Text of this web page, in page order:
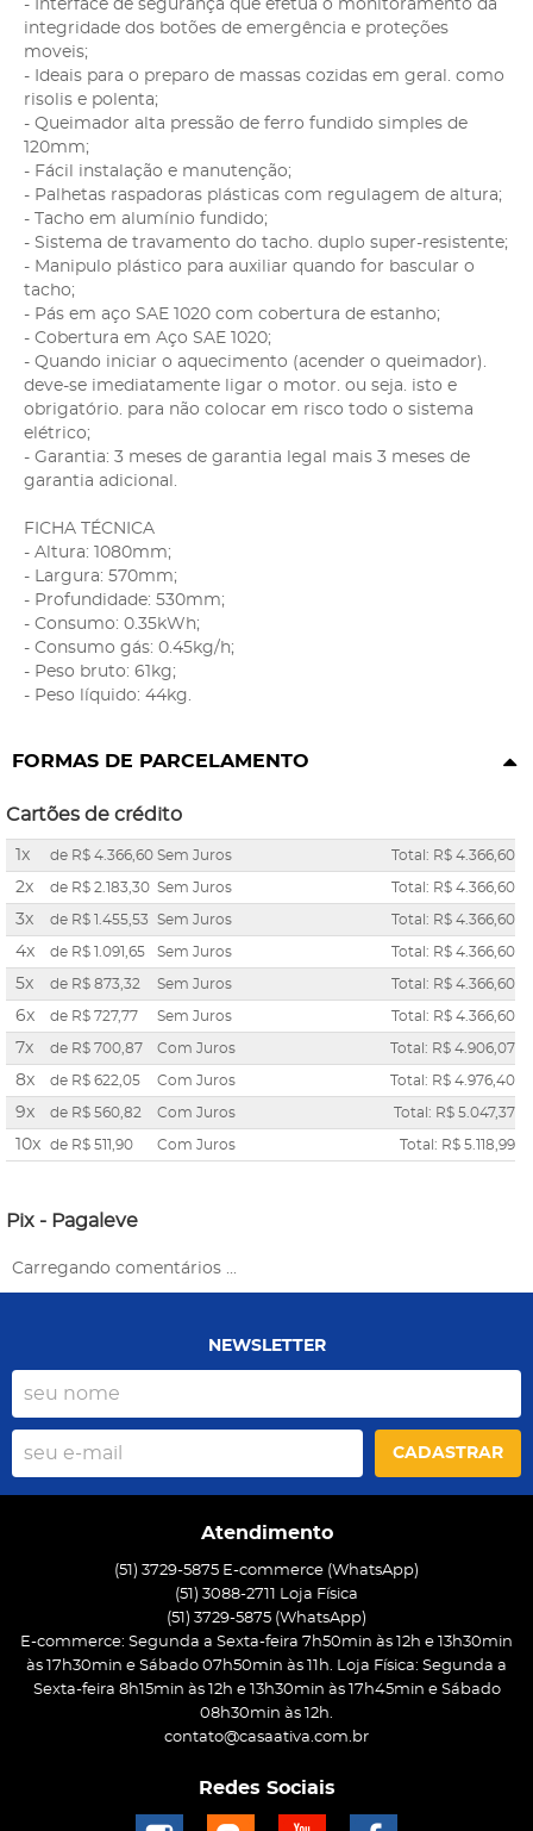
- Interface de segurança que efetua o monitoramento da
integridade dos botões de emergência e proteções
moveis;
- Ideais para o preparo de massas cozidas em geral. como
risolis e polenta;
- Queimador alta pressão de ferro fundido simples de
120mm;
- Fácil instalação e manutenção;
- Palhetas raspadoras plásticas com regulagem de altura;
- Tacho em alumínio fundido;
- Sistema de travamento do tacho. duplo super-resistente;
- Manipulo plástico para auxiliar quando for bascular o
tacho;
- Pás em aço SAE 1020 com cobertura de estanho;
- Cobertura em Aço SAE 1020;
- Quando iniciar o aquecimento (acender o queimador).
deve-se imediatamente ligar o motor. ou seja. isto e
obrigatório. para não colocar em risco todo o sistema
elétrico;
- Garantia: 3 meses de garantia legal mais 3 meses de
garantia adicional.
FICHA TÉCNICA
- Altura: 1080mm;
- Largura: 570mm;
- Profundidade: 530mm;
- Consumo: 0.35kWh;
- Consumo gás: 0.45kg/h;
- Peso bruto: 61kg;
- Peso líquido: 44kg.
FORMAS DE PARCELAMENTO
Cartões de crédito
1x de R$ 4.366,60 Sem Juros Total: R$ 4.366,60
2x de R$ 2.183,30 Sem Juros Total: R$ 4.366,60
3x de R$ 1.455,53 Sem Juros Total: R$ 4.366,60
4x de R$ 1.091,65 Sem Juros Total: R$ 4.366,60
5x de R$ 873,32 Sem Juros Total: R$ 4.366,60
6x de R$ 727,77 Sem Juros Total: R$ 4.366,60
7x de R$ 700,87 Com Juros Total: R$ 4.906,07
8x de R$ 622,05 Com Juros Total: R$ 4.976,40
9x de R$ 560,82 Com Juros Total: R$ 5.047,37
10x de R$ 511,90 Com Juros Total: R$ 5.118,99
Pix - Pagaleve
Carregando comentários ...
NEWSLETTER
CADASTRAR
Atendimento
(51) 3729-5875 E-commerce (WhatsApp)
(51) 3088-2711 Loja Física
(51) 3729-5875 (WhatsApp)
E-commerce: Segunda a Sexta-feira 7h50min às 12h e 13h30min
às 17h30min e Sábado 07h50min às 11h. Loja Física: Segunda a
Sexta-feira 8h15min às 12h e 13h30min às 17h45min e Sábado
08h30min às 12h.
contato@casaativa.com.br
Redes Sociais